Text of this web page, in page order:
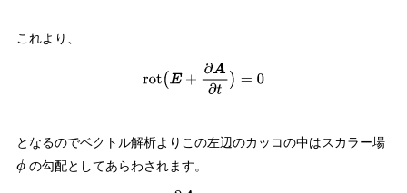
これより、
rot( E ∂A∂t) = 0
となるのでベクトル解析よりこの左辺のカッコの中はスカラー場
ϕの勾配としてあらわされます。